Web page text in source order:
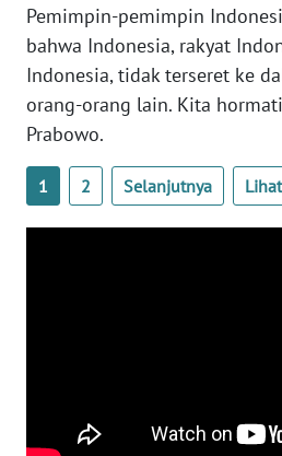
Pemimpin-pemimpin
bahwa Indonesia, rakyat
Indonesia, tidak terseret ke
orang-orang lain. Kita
Prabowo.
1 2 Selanjutnya
SERAMBI
WN
JAMBI
WN
SULTRA
SULBAR